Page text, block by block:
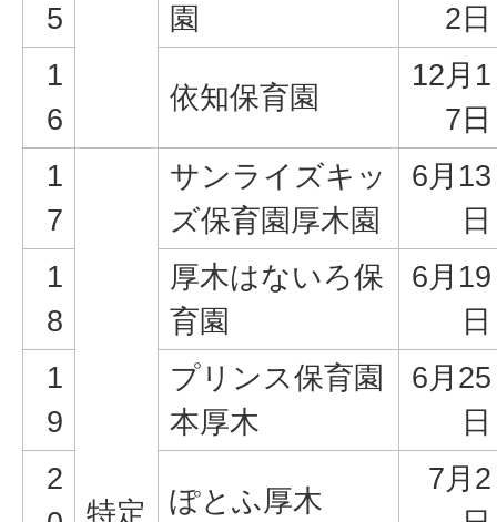
5
園
2日
1
6
依知保育園
12月1
7日
1
7
特定
サンライズキッ
ズ保育園厚木園
6月13
日
1
8
厚木はないろ保
育園
6月19
日
1
9
プリンス保育園
本厚木
6月25
日
2
ぽとふ厚木
7月2